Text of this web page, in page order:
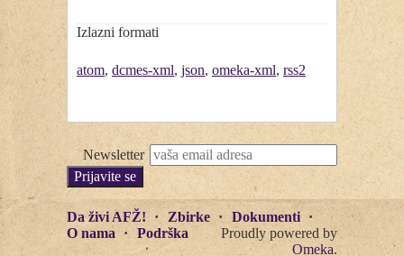
Izlazni formati
atom, dcmes-xml, json, omeka-xml, rss2
Newsletter
Da živi AFŽ! Zbirke
Dokumenti
O nama
Podrška
Proudly powered by
Omeka.